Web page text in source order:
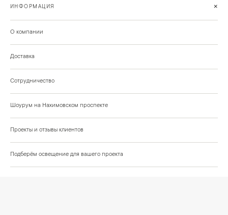
ИНФОРМАЦИЯ +
О компании
Доставка
Сотрудничество
Шоурум на Нахимовском проспекте
Проекты и отзывы клиентов
Подберём освещение для вашего проекта